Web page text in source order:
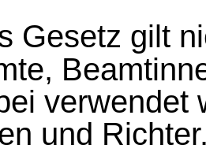
Gesetz gilt
verwendet
und